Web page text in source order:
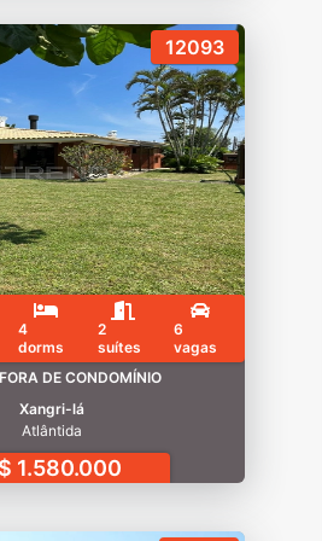
12093
4
dorms
2
suítes
6
vagas
DE CONDOMÍNIO
Xangri-lá
Atlântida
1.580.000